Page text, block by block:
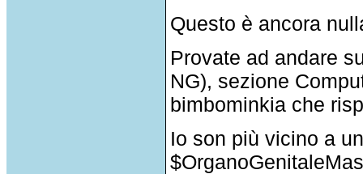
Questo è ancora
Provate ad andare
NG), sezione
bimbominkia che
Io son più vicino a